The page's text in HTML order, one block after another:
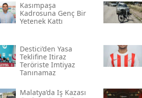
Kasımpaşa
Kadrosuna Genç Bir
Yetenek Kattı
Destici’den Yasa
Teklifine Itiraz
Teröriste Imtiyaz
Tanınamaz
Malatya’da Iş Kazası